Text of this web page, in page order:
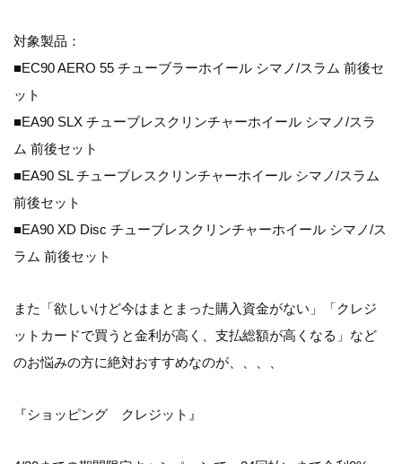
対象製品：
■EC90 AERO 55 チューブラーホイール シマノ/スラム 前後セ
ット
■EA90 SLX チューブレスクリンチャーホイール シマノ/スラ
ム 前後セット
■EA90 SL チューブレスクリンチャーホイール シマノ/スラム
前後セット
■EA90 XD Disc チューブレスクリンチャーホイール シマノ/ス
ラム 前後セット
また「欲しいけど今はまとまった購入資金がない」「クレジ
ットカードで買うと金利が高く、支払総額が高くなる」など
のお悩みの方に絶対おすすめなのが、、、、
『ショッピング クレジット』